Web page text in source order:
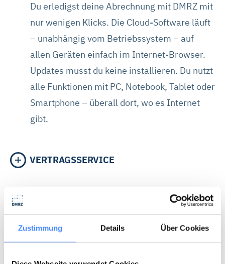
Zustimmung Details Über Cookies
Du erledigst deine Abrechnung mit DMRZ mit
nur wenigen Klicks. Die Cloud-Software läuft
– unabhängig vom Betriebssystem – auf
allen Geräten einfach im Internet-Browser.
Updates musst du keine installieren. Du nutzt
alle Funktionen mit PC, Notebook, Tablet oder
Smartphone – überall dort, wo es Internet
gibt.
VERTRAGSSERVICE
PLAUSIBILITÄTSPRÜFUNG